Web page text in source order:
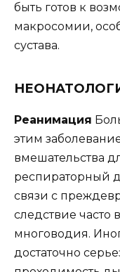
быть готов к
макросомии,
сустава.
Реанимация
этим
вмешательства
респираторный
связи с
следствие часто
многоводия.
достаточно